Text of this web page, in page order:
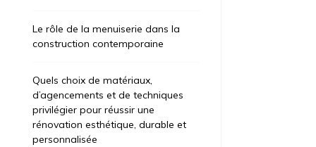
Le rôle de la menuiserie dans la
construction contemporaine
Quels choix de matériaux,
d’agencements et de techniques
privilégier pour réussir une
rénovation esthétique, durable et
personnalisée